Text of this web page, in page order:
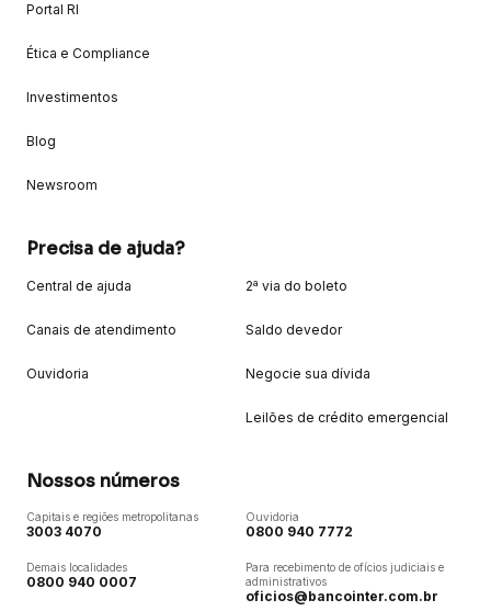
Portal RI
Ética e Compliance
Investimentos
Blog
Newsroom
Precisa de ajuda?
Central de ajuda
Canais de atendimento
Ouvidoria
2ª via do boleto
Saldo devedor
Negocie sua dívida
Leilões de crédito emergencial
Nossos números
Capitais e regiões metropolitanas
3003 4070
Demais localidades
0800 940 0007
Ouvidoria
0800 940 7772
Para recebimento de ofícios judiciais e
administrativos
oficios@bancointer.com.br